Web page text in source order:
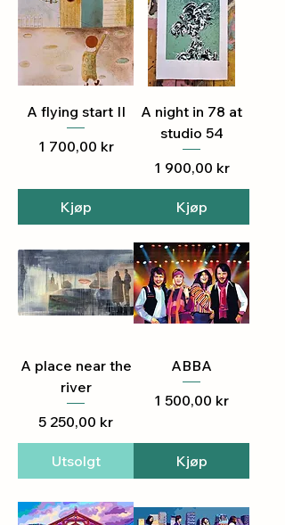
A flying start II
Pris
1 700,00 kr
Kjøp
A night in 78 at
studio 54
Pris
1 900,00 kr
Kjøp
A place near the
river
Pris
5 250,00 kr
Utsolgt
ABBA
Pris
1 500,00 kr
Kjøp